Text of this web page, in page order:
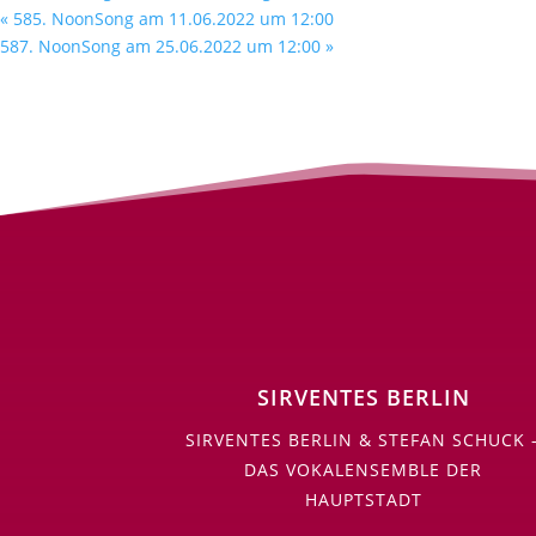
« 585. NoonSong am 11.06.2022 um 12:00
587. NoonSong am 25.06.2022 um 12:00 »
SIRVENTES BERLIN
SIRVENTES BERLIN & STEFAN SCHUCK
DAS VOKALENSEMBLE DER
HAUPTSTADT